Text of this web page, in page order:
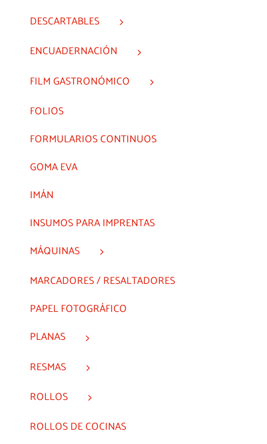
DESCARTABLES
ENCUADERNACIÓN
FILM GASTRONÓMICO
FOLIOS
FORMULARIOS CONTINUOS
GOMA EVA
IMÁN
INSUMOS PARA IMPRENTAS
MÁQUINAS
MARCADORES / RESALTADORES
PAPEL FOTOGRÁFICO
PLANAS
RESMAS
ROLLOS
ROLLOS DE COCINAS